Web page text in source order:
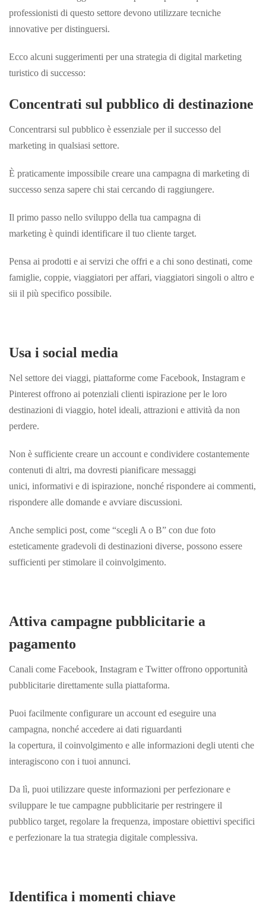
professionisti di questo settore devono utilizzare tecniche
innovative per distinguersi.
Ecco alcuni suggerimenti per una strategia di digital marketing
turistico di successo:
Concentrati sul pubblico di destinazione
Concentrarsi sul pubblico è essenziale per il successo del
marketing in qualsiasi settore.
È praticamente impossibile creare una campagna di marketing di
successo senza sapere chi stai cercando di raggiungere.
Il primo passo nello sviluppo della tua campagna di
marketing è quindi identificare il tuo cliente target.
Pensa ai prodotti e ai servizi che offri e a chi sono destinati, come
famiglie, coppie, viaggiatori per affari, viaggiatori singoli o altro e
sii il più specifico possibile.
Usa i social media
Nel settore dei viaggi, piattaforme come Facebook, Instagram e
Pinterest offrono ai potenziali clienti ispirazione per le loro
destinazioni di viaggio, hotel ideali, attrazioni e attività da non
perdere.
Non è sufficiente creare un account e condividere costantemente
contenuti di altri, ma dovresti pianificare messaggi
unici, informativi e di ispirazione, nonché rispondere ai commenti,
rispondere alle domande e avviare discussioni.
Anche semplici post, come “scegli A o B” con due foto
esteticamente gradevoli di destinazioni diverse, possono essere
sufficienti per stimolare il coinvolgimento.
Attiva campagne pubblicitarie a
pagamento
Canali come Facebook, Instagram e Twitter offrono opportunità
pubblicitarie direttamente sulla piattaforma.
Puoi facilmente configurare un account ed eseguire una
campagna, nonché accedere ai dati riguardanti
la copertura, il coinvolgimento e alle informazioni degli utenti che
interagiscono con i tuoi annunci.
Da lì, puoi utilizzare queste informazioni per perfezionare e
sviluppare le tue campagne pubblicitarie per restringere il
pubblico target, regolare la frequenza, impostare obiettivi specifici
e perfezionare la tua strategia digitale complessiva.
Identifica i momenti chiave